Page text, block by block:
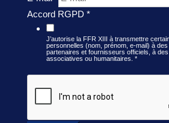
Accord RGPD *
J’autorise la FFR XIII à transmettre
personnelles (nom, prénom, e-mail) à
partenaires et fournisseurs officiels, à des
associatives ou humanitaires. *